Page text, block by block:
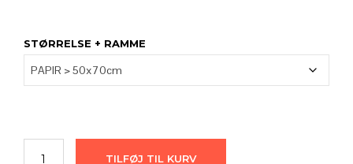
STØRRELSE + RAMME
TILFØJ TIL KURV